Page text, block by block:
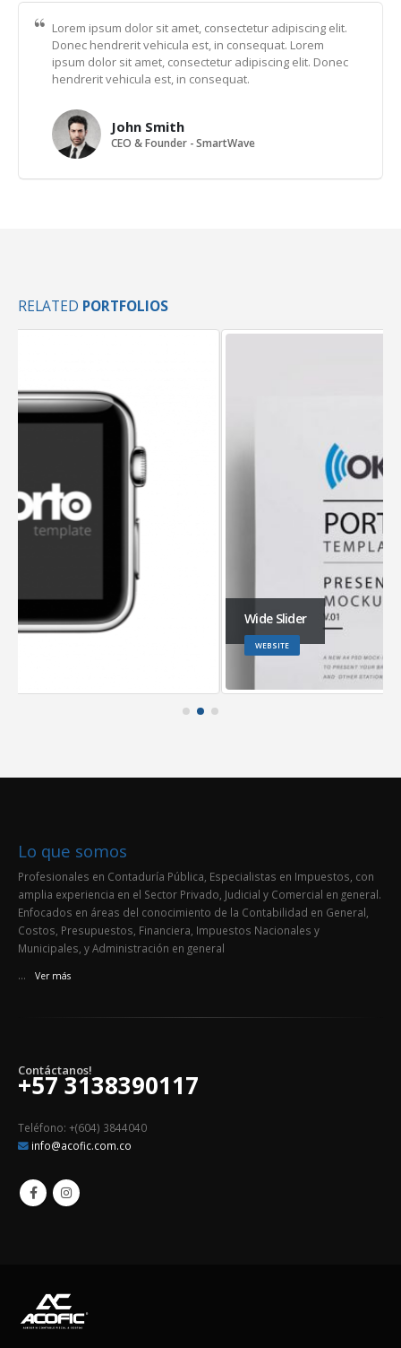
Lorem ipsum dolor sit amet, consectetur adipiscing elit.
Donec hendrerit vehicula est, in consequat. Lorem
ipsum dolor sit amet, consectetur adipiscing elit. Donec
hendrerit vehicula est, in consequat.
John Smith
CEO & Founder - SmartWave
RELATED PORTFOLIOS
Wide Slider
Lo que somos
Profesionales en Contaduría Pública, Especialistas en Impuestos, con
amplia experiencia en el Sector Privado, Judicial y Comercial en general.
Enfocados en áreas del conocimiento de la Contabilidad en General,
Costos, Presupuestos, Financiera, Impuestos Nacionales y
Municipales, y Administración en general
...
Ver más
Contáctanos!
+57 3138390117
Teléfono: +(604) 3844040
info@acofic.com.co